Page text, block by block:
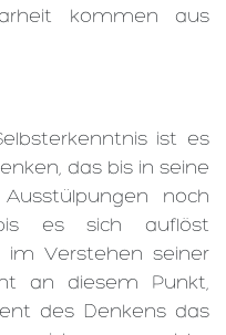
kommen aus
ist es
das bis in seine
noch
es sich auflöst
im Verstehen seiner
an diesem Punkt,
des Denkens das